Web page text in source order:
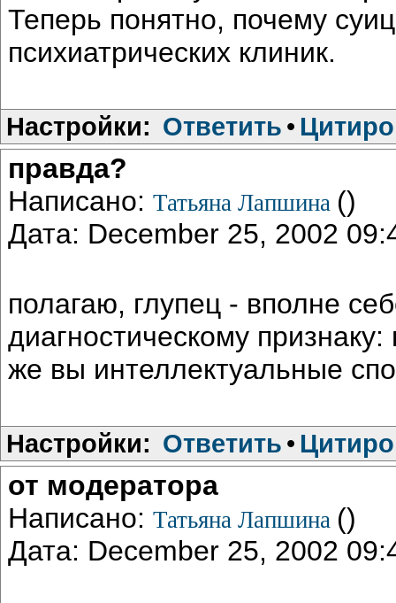
Теперь понятно, почему
психиатрических клиник.
Настройки: Ответить •
правда?
Написано: Татьяна Лапшина ()
Дата: December 25, 2002
полагаю, глупец - вполне
диагностическому
же вы интеллектуальные
Настройки: Ответить •
от модератора
Написано: Татьяна Лапшина ()
Дата: December 25, 2002